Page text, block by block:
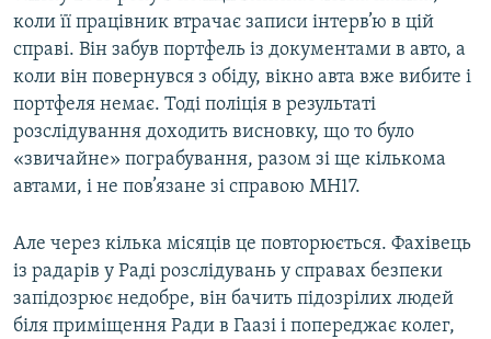
коли її працівник втрачає записи інтерв’ю в цій
справі. Він забув портфель із документами в авто, а
коли він повернувся з обіду, вікно авта вже вибите і
портфеля немає. Тоді поліція в результаті
розслідування доходить висновку, що то було
«звичайне» пограбування, разом зі ще кількома
автами, і не пов’язане зі справою MH17.
Але через кілька місяців це повторюється. Фахівець
із радарів у Раді розслідувань у справах безпеки
запідозрює недобре, він бачить підозрілих людей
біля приміщення Ради в Гаазі і попереджає колег,